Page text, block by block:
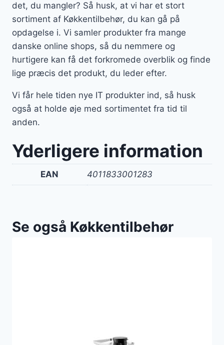
det, du mangler? Så husk, at vi har et stort
sortiment af Køkkentilbehør, du kan gå på
opdagelse i. Vi samler produkter fra mange
danske online shops, så du nemmere og
hurtigere kan få det forkromede overblik og finde
lige præcis det produkt, du leder efter.
Vi får hele tiden nye IT produkter ind, så husk
også at holde øje med sortimentet fra tid til
anden.
Yderligere information
EAN 4011833001283
Se også Køkkentilbehør